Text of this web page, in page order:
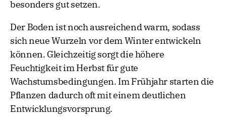
besonders gut setzen.
Der Boden ist noch ausreichend warm, sodass
sich neue Wurzeln vor dem Winter entwickeln
können. Gleichzeitig sorgt die höhere
Feuchtigkeit im Herbst für gute
Wachstumsbedingungen. Im Frühjahr starten die
Pflanzen dadurch oft mit einem deutlichen
Entwicklungsvorsprung.